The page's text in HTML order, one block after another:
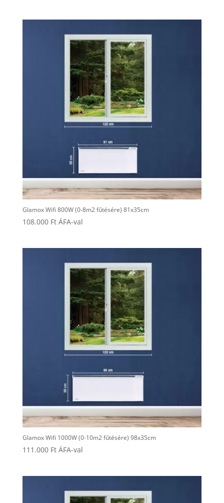
Glamox Wifi 800W (0-8m2 fűtésére) 81x35cm
108.000 Ft ÁFA-val
Glamox Wifi 1000W (0-10m2 fűtésére) 98x35cm
111.000 Ft ÁFA-val